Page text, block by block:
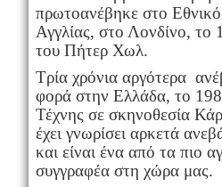
πρωτοανέβηκε στο
Αγγλίας, στο Λονδίνο, το
του Πήτερ Χωλ.
Τρία χρόνια αργότερα
φορά στην Ελλάδα, το
Τέχνης σε σκηνοθεσία
έχει γνωρίσει αρκετά
και είναι ένα από τα πιο
συγγραφέα στη χώρα μας.